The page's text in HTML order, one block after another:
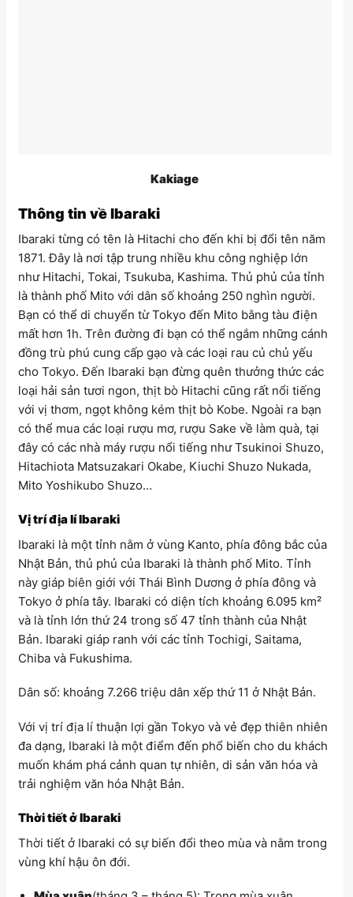
Kakiage
Thông tin về Ibaraki
Ibaraki từng có tên là Hitachi cho đến khi bị đổi tên năm
1871. Đây là nơi tập trung nhiều khu công nghiệp lớn
như Hitachi, Tokai, Tsukuba, Kashima. Thủ phủ của tỉnh
là thành phố Mito với dân số khoảng 250 nghìn người.
Bạn có thể di chuyển từ Tokyo đến Mito bằng tàu điện
mất hơn 1h. Trên đường đi bạn có thể ngắm những cánh
đồng trù phú cung cấp gạo và các loại rau củ chủ yếu
cho Tokyo. Đến Ibaraki bạn đừng quên thưởng thức các
loại hải sản tươi ngon, thịt bò Hitachi cũng rất nổi tiếng
với vị thơm, ngọt không kém thịt bò Kobe. Ngoài ra bạn
có thể mua các loại rượu mơ, rượu Sake về làm quà, tại
đây có các nhà máy rượu nổi tiếng như Tsukinoi Shuzo,
Hitachiota Matsuzakari Okabe, Kiuchi Shuzo Nukada,
Mito Yoshikubo Shuzo…
Vị trí địa lí Ibaraki
Ibaraki là một tỉnh nằm ở vùng Kanto, phía đông bắc của
Nhật Bản, thủ phủ của Ibaraki là thành phố Mito. Tỉnh
này giáp biên giới với Thái Bình Dương ở phía đông và
Tokyo ở phía tây. Ibaraki có diện tích khoảng 6.095 km²
và là tỉnh lớn thứ 24 trong số 47 tỉnh thành của Nhật
Bản. Ibaraki giáp ranh với các tỉnh Tochigi, Saitama,
Chiba và Fukushima.
Dân số: khoảng 7.266 triệu dân xếp thứ 11 ở Nhật Bản.
Với vị trí địa lí thuận lợi gần Tokyo và vẻ đẹp thiên nhiên
đa dạng, Ibaraki là một điểm đến phổ biến cho du khách
muốn khám phá cảnh quan tự nhiên, di sản văn hóa và
trải nghiệm văn hóa Nhật Bản.
Thời tiết ở Ibaraki
Thời tiết ở Ibaraki có sự biến đổi theo mùa và nằm trong
vùng khí hậu ôn đới.